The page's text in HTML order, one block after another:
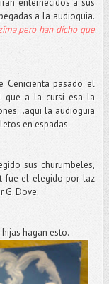
enternecidos a sus
a la audioguia.
pero han dicho que
Cenicienta pasado el
que a la cursi esa la
la audioguia
en espadas.
sus churumbeles,
fue el elegido por laz
G. Dove.
hagan esto.